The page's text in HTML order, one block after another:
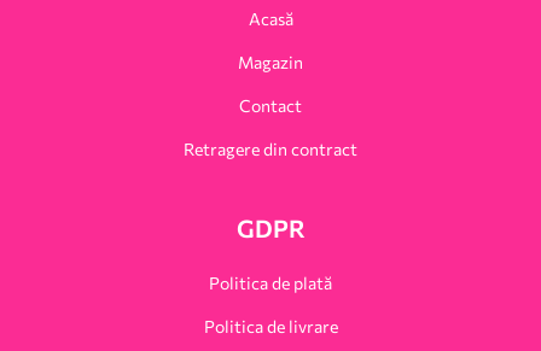
Acasă
Magazin
Contact
Retragere din contract
GDPR
Politica de plată
Politica de livrare